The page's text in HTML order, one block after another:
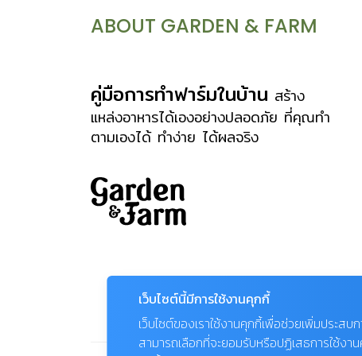
ABOUT GARDEN & FARM
คู่มือการทำฟาร์มในบ้าน สร้าง
แหล่งอาหารได้เองอย่างปลอดภัย ที่คุณทำ
ตามเองได้ ทำง่าย ได้ผลจริง
เว็บไซต์นี้มีการใช้งานคุกกี้
เว็บไซต์ของเราใช้งานคุกกี้เพื่อช่วยเพิ่มประส
สามารถเลือกที่จะยอมรับหรือปฏิเสธการใช้งา